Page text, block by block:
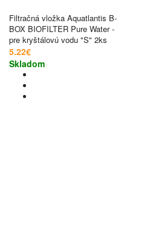
Filtračná vložka Aquatlantis B-
BOX BIOFILTER Pure Water -
pre kryštálovú vodu "S" 2ks
5.22€
Skladom